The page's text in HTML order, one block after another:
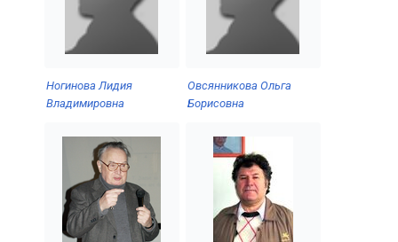
Ногинова Лидия
Владимировна
Овсянникова Ольга
Борисовна